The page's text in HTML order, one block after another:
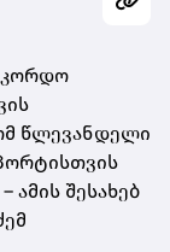
წლევანდელი
შესახებ